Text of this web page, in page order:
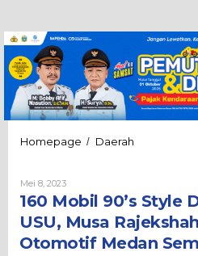
Homepage / Daerah
Dipamerkan
di
USU,
Musa
Mei 8, 2023Oleh
Admin
160 Mobil 90’s Style
USU, Musa
Otomotif Medan